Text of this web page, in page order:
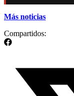
Más noticias
Compartidos: